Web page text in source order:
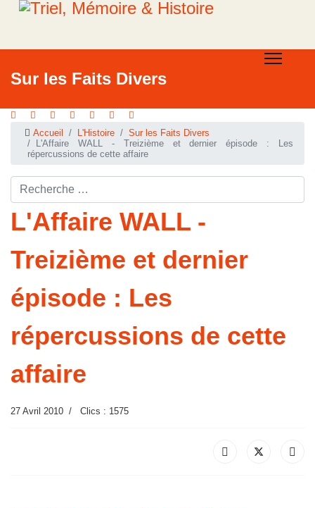
Sur les Faits Divers
Accueil L'Histoire
Sur les Faits Divers
L'Affaire WALL - Treizième et dernier épisode : Les
répercussions de cette affaire
Rechercher ...
L'Affaire WALL -
Treizième et dernier
épisode : Les
répercussions de cette
affaire
27 Avril 2010 Clics : 1575